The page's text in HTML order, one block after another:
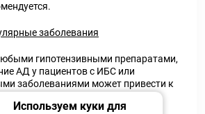
заболевания
гипотензивными препаратами,
АД у пациентов с ИБС или
заболеваниями может привести к
или инсульта.
Используем куки для